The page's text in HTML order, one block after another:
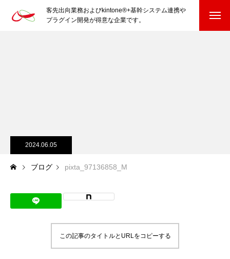
客先出向業務およびkintone®+基幹システム連携や
プラグイン開発が得意な企業です。
PluginAdaptiX Service Guide
HP/EC/Design/Logo
制作実績
COMPANY 会社を知る
2024.06.05
ブログ pixta_97136858_M
この記事のタイトルとURLをコピーする